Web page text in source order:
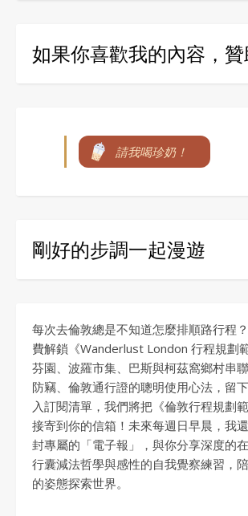
如果你喜歡我的內容，贊
請我喝珍奶！
剛好的步調一起漫遊
每次去倫敦總是不知道怎麼排順路行程
費解鎖《Wanderlust London 行程規劃
芬園、波羅市集、巴斯與柯茲窩鄉村串聯
防竊、倫敦通行證的聰明使用心法，留
入訂閱清單，我們將把《倫敦行程規劃
接寄到你的信箱！未來每週日早晨，我
封專屬的「電子報」，與你分享深度的在
行囊減法哲學與感性的自我覺察練習，
的姿態探索世界。